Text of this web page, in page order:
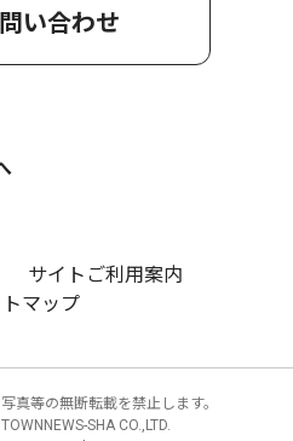
い合わせ
サイトご利用案内
マップ
真等の無断転載を禁止します。
SHA CO.,LTD.